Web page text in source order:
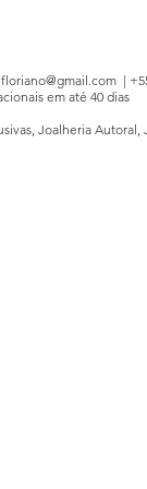
| +55
em até 40 dias
Joalheria